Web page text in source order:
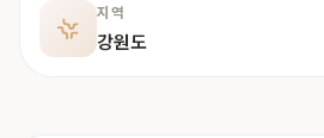
지역
강원도